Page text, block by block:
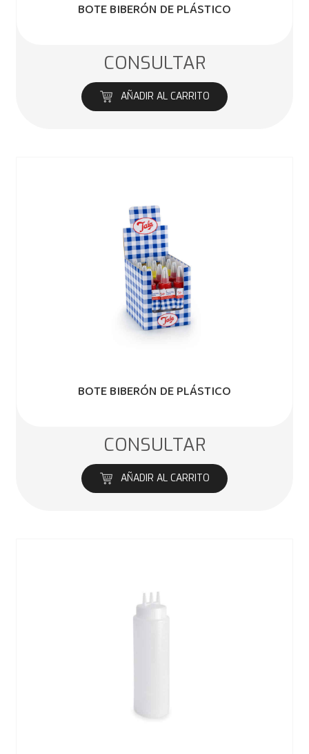
BOTE BIBERÓN DE PLÁSTICO
CONSULTAR
AÑADIR AL CARRITO
BOTE BIBERÓN DE PLÁSTICO
CONSULTAR
AÑADIR AL CARRITO